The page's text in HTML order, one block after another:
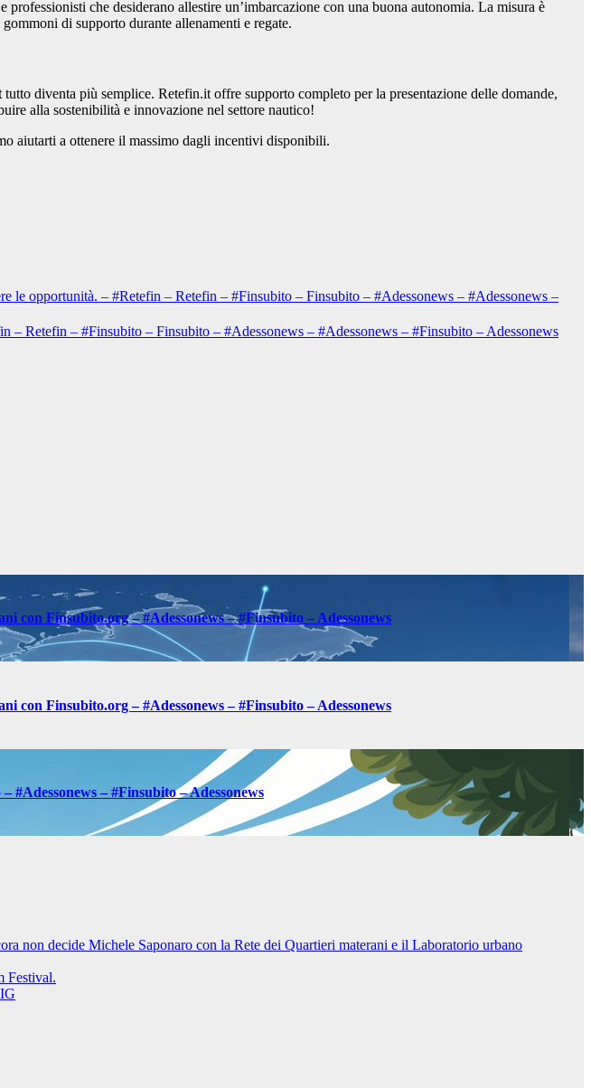
che desiderano allestire un’imbarcazione con una buona autonomia. La misura è
di supporto durante allenamenti e regate.
tutto diventa più semplice. Retefin.it offre supporto completo per la presentazione delle domande,
alla sostenibilità e innovazione nel settore nautico!
aiutarti a ottenere il massimo dagli incentivi disponibili.
opportunità. – #Retefin – Retefin – #Finsubito – Finsubito – #Adessonews – #Adessonews –
Retefin – #Finsubito – Finsubito – #Adessonews – #Adessonews – #Finsubito – Adessonews
con Finsubito.org – #Adessonews – #Finsubito – Adessonews
con Finsubito.org – #Adessonews – #Finsubito – Adessonews
– #Finsubito – Adessonews
non decide Michele Saponaro con la Rete dei Quartieri materani e il Laboratorio urbano
Festival.